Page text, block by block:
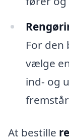
For den
vælge
ind- og
At bestille